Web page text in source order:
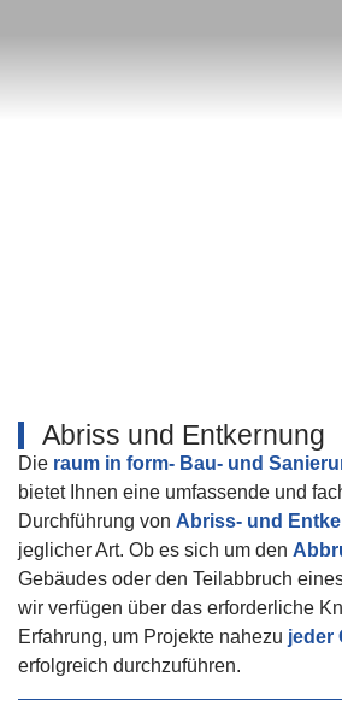
Abriss und Entkernung
Die raum in form- Bau- und
bietet Ihnen eine umfassende und
Durchführung von Abriss- und
jeglicher Art. Ob es sich um den
Gebäudes oder den Teilabbruch
wir verfügen über das erforderliche
Erfahrung, um Projekte nahezu jeder
erfolgreich durchzuführen.